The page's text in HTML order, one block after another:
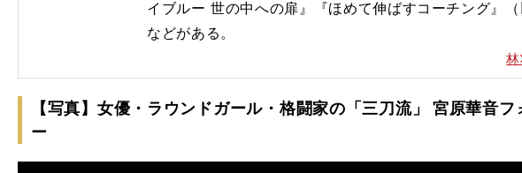
イブルー 世の中への扉』『ほめて伸ばすコーチング』（
などがある。
【写真】女優・ラウンドガール・格闘家の「三刀流」 宮原華音フ
ー